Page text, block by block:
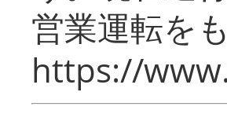
営業運転を
https://